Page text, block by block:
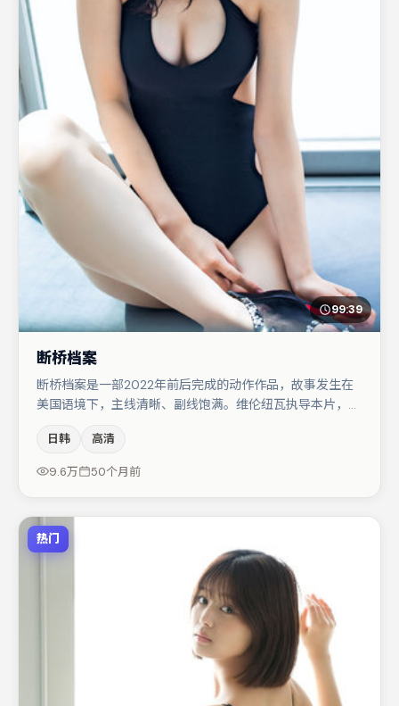
99:39
断桥档案
断桥档案是一部2022年前后完成的动作作品，故事发生在
美国语境下，主线清晰、副线饱满。维伦纽瓦执导本片，在
当。朱一龙在片中承担叙事驱动，文淇、章子怡分别提供反
差与喜剧/悬疑调剂（视场次而定）。整体完成度较高，适
日韩 高清
9.6万 50个月前
热门